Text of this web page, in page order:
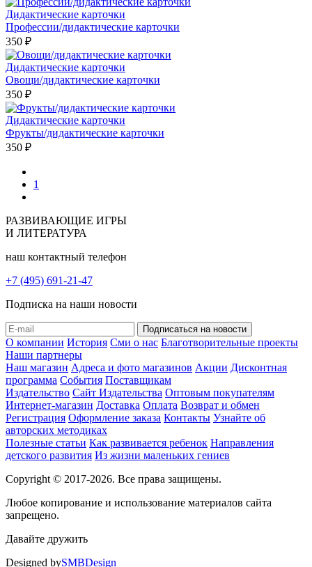
Дидактические карточки
Профессии/дидактические карточки
350 ₽
Дидактические карточки
Овощи/дидактические карточки
350 ₽
Дидактические карточки
Фрукты/дидактические карточки
350 ₽
1
РАЗВИВАЮЩИЕ ИГРЫ
И ЛИТЕРАТУРА
наш контактный телефон
+7 (495) 691-21-47
Подписка на наши новости
О компании История Сми о нас Благотворительные проекты
Наши партнеры
Наш магазин Адреса и фото магазинов Акции Дисконтная
программа События Поставщикам
Издательство Сайт Издательства Оптовым покупателям
Интернет-магазин Доставка Оплата Возврат и обмен
Регистрация Оформление заказа Контакты Узнайте об
авторских методиках
Полезные статьи Как развивается ребенок Направления
детского развития Из жизни маленьких гениев
Copyright © 2017-2026. Все права защищены.
Любое копирование и использование материалов сайта
запрещено.
Давайте дружить
Designed bySMBDesign